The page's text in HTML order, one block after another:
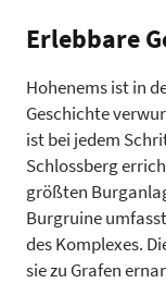
Erlebbare
Hohenems ist in
Geschichte
ist bei jedem
Schlossberg
größten
Burgruine
des Komplexes.
sie zu Grafen